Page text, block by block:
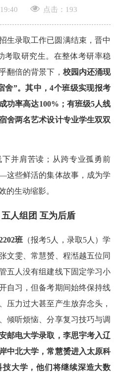
点击： 193
生录取工作已圆满结束，晋中
考取研究生。在整体考研率稳
翻倍的背景下， 校园内还涌现
舍”。其中，4个班级实现报考
功率高达100% ； 有班级5人线
舍两名艺术设计专业学生双双
并肩苦读；从跨专业孤勇前
些鲜活的集体故事，成为学
的生动缩影。
人组团 互为后盾
班 （报考5人，录取5人）学
文雯、常慧赟、程湉越五位同
五人没有组建线下固定学习小
自习，但备考期间始终保持线
压力过大甚至产生放弃念头，
倾听烦恼、分享复习技巧与调
邮电大学录取，李思宇考入辽
中北大学，常慧赟进入太原科
大学， 他们将继续深造大数